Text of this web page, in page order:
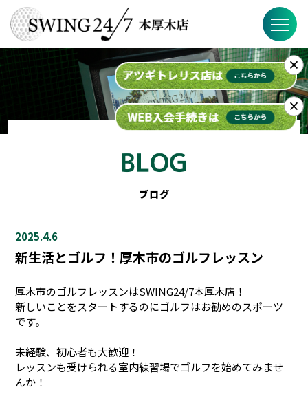
SWING24/7の特徴
料金
スケジュール
ブログ
2025.4.6
新生活とゴルフ！厚木市のゴルフレッスン
厚木市のゴルフレッスンはSWING24/7本厚木店！
新しいことをスタートするのにゴルフはお勧めのスポーツ
です。
未経験、初心者も大歓迎！
レッスンも受けられる室内練習場でゴルフを始めてみませ
んか！
×
×